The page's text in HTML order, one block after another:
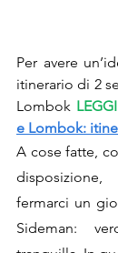
Per avere
itinerario di 2
Lombok
e Lombok:
A cose fatte,
fermarci un
Sideman: